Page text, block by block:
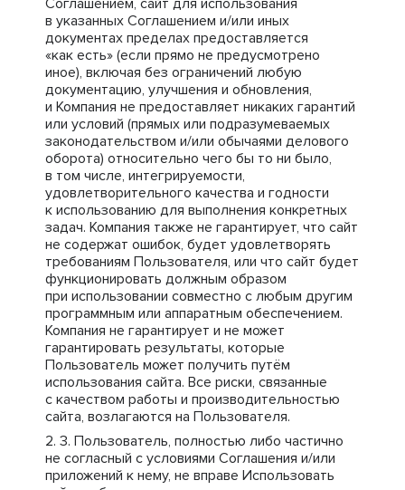
Соглашением, сайт для использования
в указанных Соглашением и/или иных
документах пределах предоставляется
«как есть» (если прямо не предусмотрено
иное), включая без ограничений любую
документацию, улучшения и обновления,
и Компания не предоставляет никаких гарантий
или условий (прямых или подразумеваемых
законодательством и/или обычаями делового
оборота) относительно чего бы то ни было,
в том числе, интегрируемости,
удовлетворительного качества и годности
к использованию для выполнения конкретных
задач. Компания также не гарантирует, что сайт
не содержат ошибок, будет удовлетворять
требованиям Пользователя, или что сайт будет
функционировать должным образом
при использовании совместно с любым другим
программным или аппаратным обеспечением.
Компания не гарантирует и не может
гарантировать результаты, которые
Пользователь может получить путём
использования сайта. Все риски, связанные
с качеством работы и производительностью
сайта, возлагаются на Пользователя.
Пользователь, полностью либо частично
не согласный с условиями Соглашения и/или
приложений к нему, не вправе Использовать